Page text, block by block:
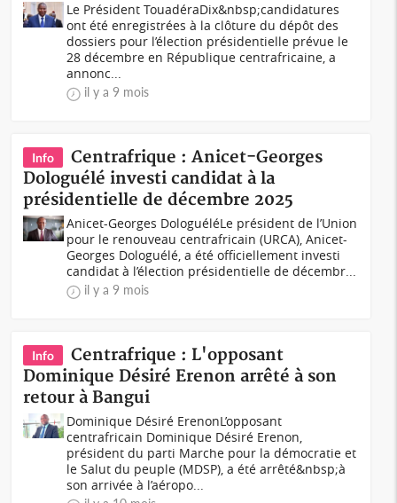
Le Président TouadéraDix&nbsp;candidatures
ont été enregistrées à la clôture du dépôt des
dossiers pour l’élection présidentielle prévue le
28 décembre en République centrafricaine, a
annonc...
il y a 9 mois
Info
Centrafrique : Anicet-Georges
Dologuélé investi candidat à la
présidentielle de décembre 2025
Anicet-Georges DologuéléLe président de l’Union
pour le renouveau centrafricain (URCA), Anicet-
Georges Dologuélé, a été officiellement investi
candidat à l’élection présidentielle de décembr...
il y a 9 mois
Info
Centrafrique : L'opposant
Dominique Désiré Erenon arrêté à son
retour à Bangui
Dominique Désiré ErenonL’opposant
centrafricain Dominique Désiré Erenon,
président du parti Marche pour la démocratie et
le Salut du peuple (MDSP), a été arrêté&nbsp;à
son arrivée à l’aéropo...